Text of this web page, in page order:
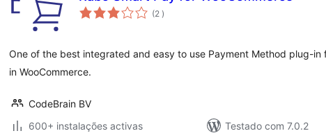
(2 classificações
)
One of the best integrated and easy to use Payment Method plug-in
in WooCommerce.
CodeBrain BV
600+ instalações activas
Testado com 7.0.2